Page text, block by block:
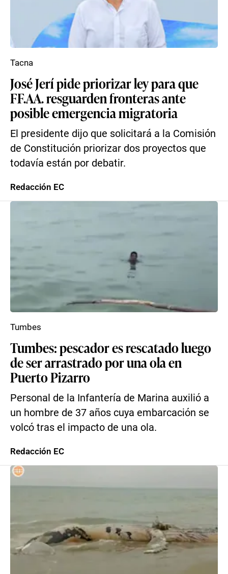
José Jerí pide priorizar ley para que
FF.AA. resguarden fronteras ante
posible emergencia migratoria
El presidente dijo que solicitará a la Comisión
de Constitución priorizar dos proyectos que
todavía están por debatir.
Tacna
Redacción EC
Tumbes: pescador es rescatado luego
de ser arrastrado por una ola en
Puerto Pizarro
Personal de la Infantería de Marina auxilió a
un hombre de 37 años cuya embarcación se
volcó tras el impacto de una ola.
Tumbes
Redacción EC